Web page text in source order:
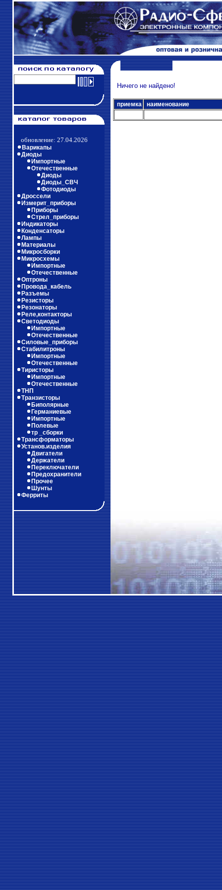
обновление: 27.04.2026
Варикапы
Диоды
Импортные
Отечественные
Диоды
Диоды_СВЧ
Фотодиоды
Дроссели
Измерит_приборы
Приборы
Стрел_приборы
Индикаторы
Конденсаторы
Лампы
Материалы
Микросборки
Микросхемы
Импортные
Отечественные
Оптроны
Провода_кабель
Разъемы
Резисторы
Резонаторы
Реле,контакторы
Светодиоды
Импортные
Отечественные
Силовые_приборы
Стабилитроны
Импортные
Отечественные
Тиристоры
Импортные
Отечественные
ТНП
Транзисторы
Биполярные
Германиевые
Импортные
Полевые
тр _сборки
Трансформаторы
Установ.изделия
Двигатели
Держатели
Переключатели
Предохранители
Прочее
Шунты
Ферриты
Ничего не найдено!
приемка наименование